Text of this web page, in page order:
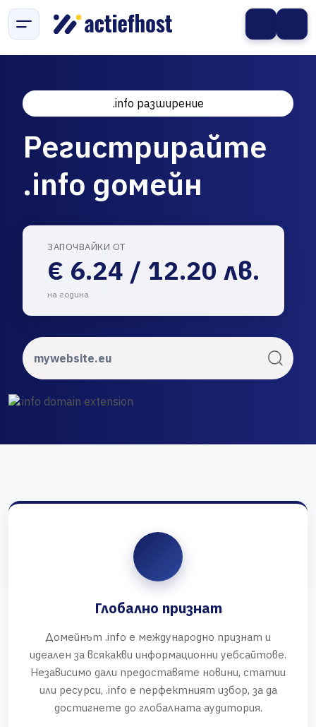
.info разширение
Регистрирайте
.info домейн
ЗАПОЧВАЙКИ ОТ
€ 6.24 / 12.20 лв.
на година
Глобално признат
Домейнът .info е международно признат и
идеален за всякакви информационни уебсайтове.
Независимо дали предоставяте новини, статии
или ресурси, .info е перфектният избор, за да
достигнете до глобалната аудитория.